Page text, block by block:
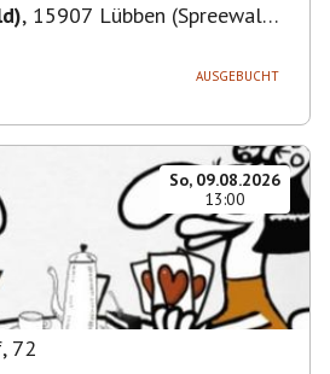
, 15907 Lübben (Spreewald),
AUSGEBUCHT
So, 09.08.2026
13:00
, 72